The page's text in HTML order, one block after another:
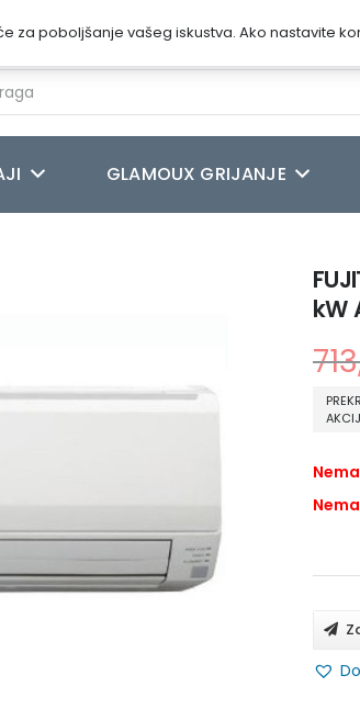
GLAMOUX GRIJANJE
kW
za poboljšanje vašeg iskustva. Ako nastavite